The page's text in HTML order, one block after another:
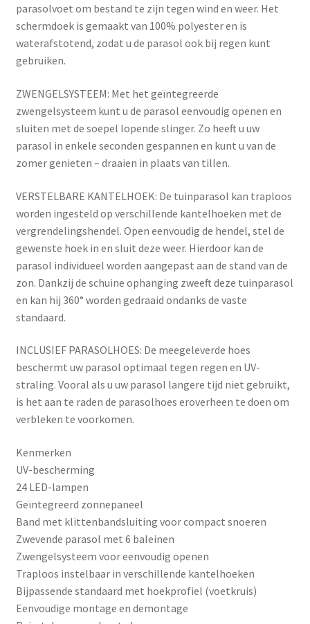
parasolvoet om bestand te zijn tegen wind en weer. Het
schermdoek is gemaakt van 100% polyester en is
waterafstotend, zodat u de parasol ook bij regen kunt
gebruiken.
ZWENGELSYSTEEM: Met het geïntegreerde
zwengelsysteem kunt u de parasol eenvoudig openen en
sluiten met de soepel lopende slinger. Zo heeft u uw
parasol in enkele seconden gespannen en kunt u van de
zomer genieten – draaien in plaats van tillen.
VERSTELBARE KANTELHOEK: De tuinparasol kan traploos
worden ingesteld op verschillende kantelhoeken met de
vergrendelingshendel. Open eenvoudig de hendel, stel de
gewenste hoek in en sluit deze weer. Hierdoor kan de
parasol individueel worden aangepast aan de stand van de
zon. Dankzij de schuine ophanging zweeft deze tuinparasol
en kan hij 360° worden gedraaid ondanks de vaste
standaard.
INCLUSIEF PARASOLHOES: De meegeleverde hoes
beschermt uw parasol optimaal tegen regen en UV-
straling. Vooral als u uw parasol langere tijd niet gebruikt,
is het aan te raden de parasolhoes eroverheen te doen om
verbleken te voorkomen.
Kenmerken
UV-bescherming
24 LED-lampen
Geïntegreerd zonnepaneel
Band met klittenbandsluiting voor compact snoeren
Zwevende parasol met 6 baleinen
Zwengelsysteem voor eenvoudig openen
Traploos instelbaar in verschillende kantelhoeken
Bijpassende standaard met hoekprofiel (voetkruis)
Eenvoudige montage en demontage